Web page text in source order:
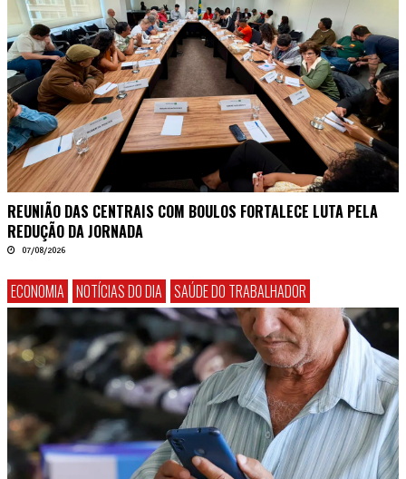
REUNIÃO DAS CENTRAIS COM BOULOS FORTALECE LUTA PELA
REDUÇÃO DA JORNADA
07/08/2026
ECONOMIA NOTÍCIAS DO DIA SAÚDE DO TRABALHADOR